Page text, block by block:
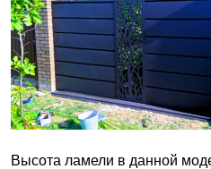
Высота ламели в данной